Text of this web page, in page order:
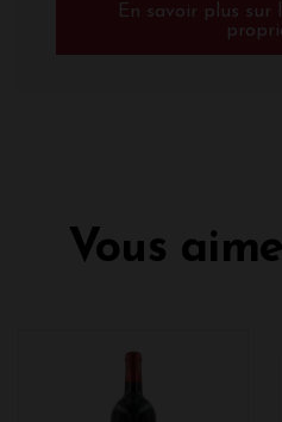
En savoir plus sur
Vous